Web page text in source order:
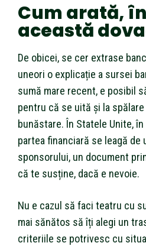
Cum arată,
această
De obicei, se cer extrase
uneori o explicație a sursei
sumă mare recent, e posibil
pentru că se uită și la spălare
bunăstare. În Statele Unite,
partea financiară se leagă de
sponsorului, un document
că te susține, dacă e nevoie.
Nu e cazul să faci teatru cu
mai sănătos să îți alegi un
criteriile se potrivesc cu